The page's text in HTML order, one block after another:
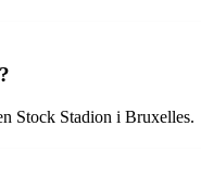
Stock Stadion i Bruxelles.